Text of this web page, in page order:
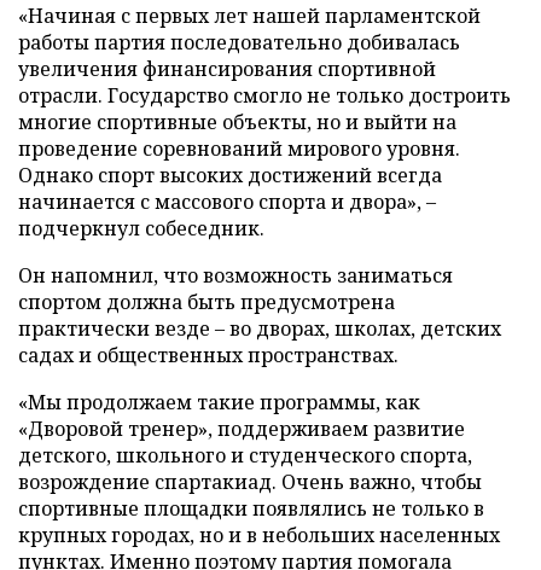
«Начиная с первых лет нашей парламентской
работы партия последовательно добивалась
увеличения финансирования спортивной
отрасли. Государство смогло не только достроить
многие спортивные объекты, но и выйти на
проведение соревнований мирового уровня.
Однако спорт высоких достижений всегда
начинается с массового спорта и двора», –
подчеркнул собеседник.
Он напомнил, что возможность заниматься
спортом должна быть предусмотрена
практически везде – во дворах, школах, детских
садах и общественных пространствах.
«Мы продолжаем такие программы, как
«Дворовой тренер», поддерживаем развитие
детского, школьного и студенческого спорта,
возрождение спартакиад. Очень важно, чтобы
спортивные площадки появлялись не только в
крупных городах, но и в небольших населенных
пунктах. Именно поэтому партия помогала